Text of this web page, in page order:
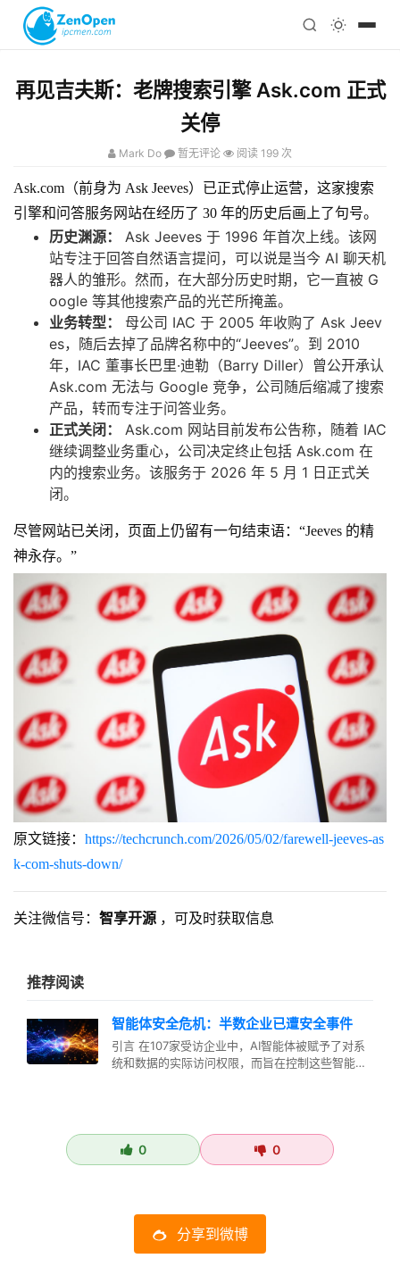
科技
心理
注册
再见吉夫斯：老牌搜索引擎 Ask.com 正式
关停
Mark Do 暂无评论 阅读 199 次
Ask.com（前身为 Ask Jeeves）已正式停止运营，这家搜索
引擎和问答服务网站在经历了 30 年的历史后画上了句号。
历史渊源：
Ask Jeeves 于 1996 年首次上线。该网
站专注于回答自然语言提问，可以说是当今 AI 聊天机
器人的雏形。然而，在大部分历史时期，它一直被 G
oogle 等其他搜索产品的光芒所掩盖。
业务转型：
母公司 IAC 于 2005 年收购了 Ask Jeev
es，随后去掉了品牌名称中的“Jeeves”。到 2010
年，IAC 董事长巴里·迪勒（Barry Diller）曾公开承认
Ask.com 无法与 Google 竞争，公司随后缩减了搜索
产品，转而专注于问答业务。
正式关闭：
Ask.com 网站目前发布公告称，随着 IAC
继续调整业务重心，公司决定终止包括 Ask.com 在
内的搜索业务。该服务于 2026 年 5 月 1 日正式关
闭。
尽管网站已关闭，页面上仍留有一句结束语：“Jeeves 的精
神永存。”
原文链接： https://techcrunch.com/2026/05/02/farewell-jeeves-as
k-com-shuts-down/
关注微信号： 智享开源 ，可及时获取信息
推荐阅读
智能体安全危机：半数企业已遭安全事件
引言 在107家受访企业中，AI智能体被赋予了对系
统和数据的实际访问权限，而旨在控制这些智能体
0 0
分享到微博